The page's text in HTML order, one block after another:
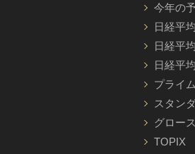
今年の
日経平
日経平
日経平
プライ
スタン
グロー
TOPIX